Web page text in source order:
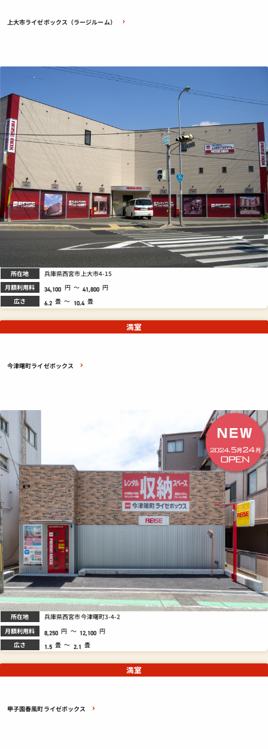
上大市ライゼボックス（ラージルーム）
所在地 兵庫県西宮市上大市4-15
月額利用料 34,100 円 ～ 41,800 円
広さ 6.2 畳 ～ 10.4 畳
今津曙町ライゼボックス
満室
所在地 兵庫県西宮市今津曙町3-4-2
月額利用料 8,250 円 ～ 12,100 円
広さ 1.5 畳 ～ 2.1 畳
甲子園春風町ライゼボックス
満室